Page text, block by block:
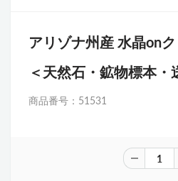
アリゾナ州産 水晶on
＜天然石・鉱物標本・
商品番号：51531